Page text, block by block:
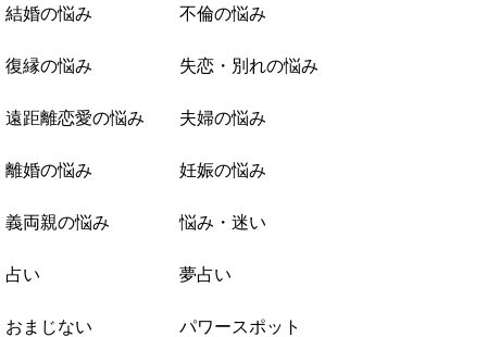
結婚の悩み 不倫の悩み
復縁の悩み 失恋・別れの悩み
遠距離恋愛の悩み 夫婦の悩み
離婚の悩み 妊娠の悩み
義両親の悩み 悩み・迷い
占い 夢占い
おまじない パワースポット